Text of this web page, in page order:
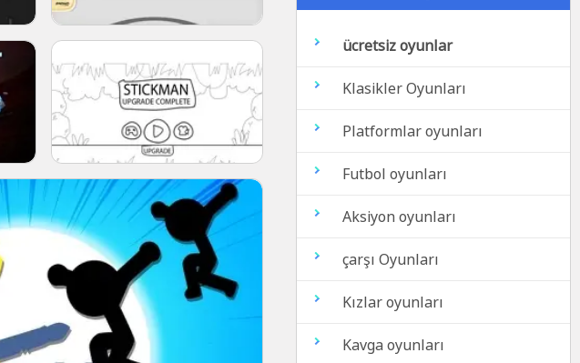
ücretsiz oyunlar
Klasikler Oyunları
Platformlar oyunları
Futbol oyunları
Aksiyon oyunları
çarşı Oyunları
Kızlar oyunları
Kavga oyunları